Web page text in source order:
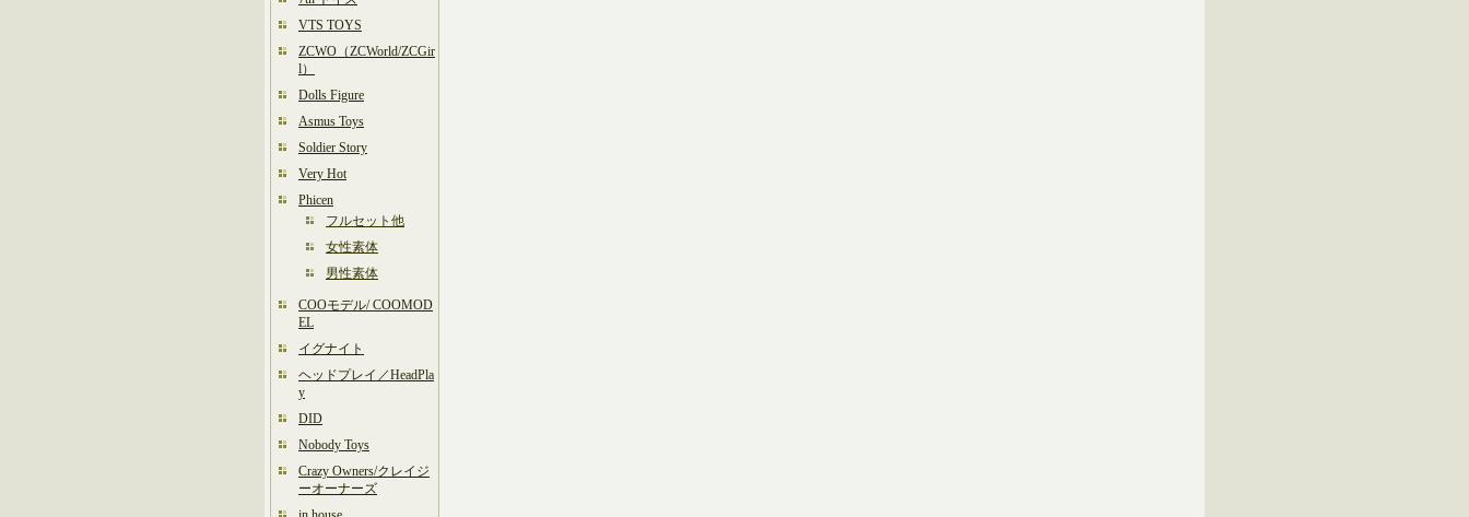
VTS TOYS
ZCWO（ZCWorld/ZCGir
l）
Dolls Figure
Asmus Toys
Soldier Story
Very Hot
Phicen
フルセット他
女性素体
男性素体
COOモデル/ COOMOD
EL
イグナイト
ヘッドプレイ／HeadPla
y
DID
Nobody Toys
Crazy Owners/クレイジ
ーオーナーズ